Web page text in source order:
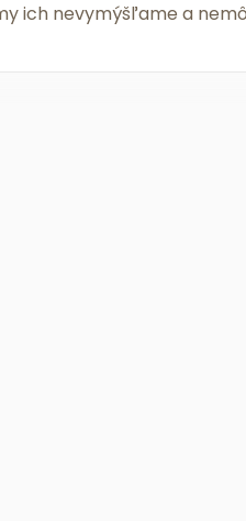
ich nevymýšľame a